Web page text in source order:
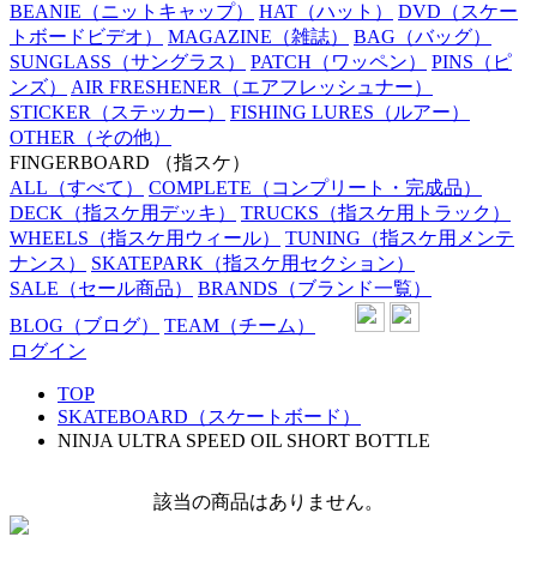
BEANIE （ニットキャップ） HAT （ハット） DVD （スケー
トボードビデオ）
MAGAZINE （雑誌） BAG （バッグ）
SUNGLASS （サングラス） PATCH （ワッペン） PINS （ピ
ンズ）
AIR FRESHENER （エアフレッシュナー）
STICKER （ステッカー） FISHING LURES （ルアー）
OTHER （その他）
FINGERBOARD
（指スケ）
ALL （すべて） COMPLETE （コンプリート・完成品）
DECK （指スケ用デッキ） TRUCKS （指スケ用トラック）
WHEELS （指スケ用ウィール） TUNING （指スケ用メンテ
ナンス）
SKATEPARK （指スケ用セクション）
SALE （セール商品） BRANDS （ブランド一覧）
BLOG （ブログ） TEAM （チーム）
ログイン
TOP
SKATEBOARD（スケートボード）
NINJA ULTRA SPEED OIL SHORT BOTTLE
該当の商品はありません。